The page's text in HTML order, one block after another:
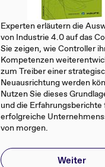
Experten erläutern die
von Industrie 4.0 auf das
Sie zeigen, wie Controller
Kompetenzen
zum Treiber einer
Neuausrichtung werden
Nutzen Sie dieses
und die Erfahrungsberichte
erfolgreiche
von morgen.
Weiter